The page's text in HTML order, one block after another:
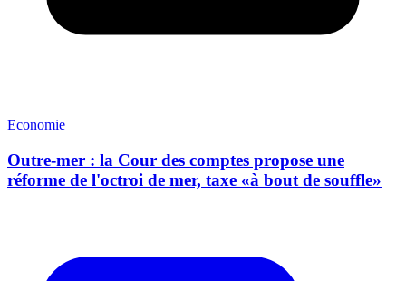
Economie
Outre-mer : la Cour des comptes propose une
réforme de l'octroi de mer, taxe «à bout de souffle»